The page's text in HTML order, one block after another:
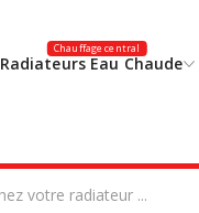
Radiateurs Eau Chaude
Chauffage central